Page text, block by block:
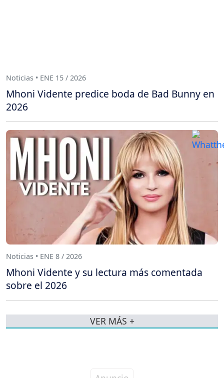
Noticias • ENE 15 / 2026
Mhoni Vidente predice boda de Bad Bunny en
2026
Noticias • ENE 8 / 2026
Mhoni Vidente y su lectura más comentada
sobre el 2026
VER MÁS +